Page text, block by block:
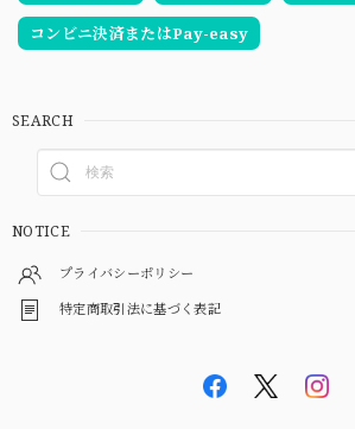
コンビニ決済またはPay-easy
SEARCH
NOTICE
プライバシーポリシー
特定商取引法に基づく表記